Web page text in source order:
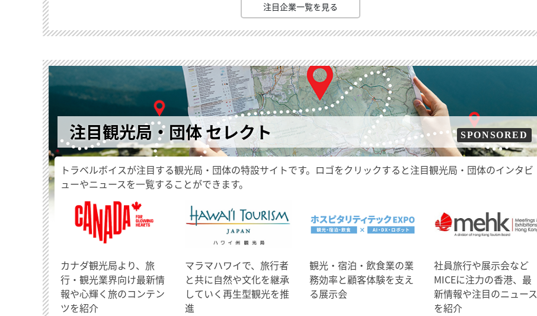
注目企業一覧を見る
注目観光局・団体 セレクト SPONSORED
トラベルボイスが注目する観光局・団体の特設サイトです。ロゴをクリックすると注目観光局・団体のインタビ
ューやニュースを一覧することができます。
​カナダ観光局より、旅
行・観光業界向け最新情
報や心輝く旅のコンテン
ツを紹介
マラマハワイで、旅行者
と共に自然や文化を継承
していく再生型観光を推
進
観光・宿泊・飲食業の業
務効率と顧客体験を支え
る展示会
社員旅行や展示会など
MICEに注力の香港、最
新情報や注目のニュース
を紹介